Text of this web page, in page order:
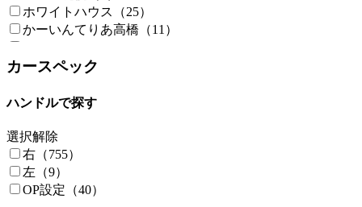
デリカD3（1）
デリカD5（0）
ノア（0）
ハイエース（301）
ハイゼット（30）
ハスラー（1）
バネット（10）
バモスホビオ（4）
ビーカム（1）
ピクシストラック（1）
ファイター（0）
フィアットデュカト（35）
ホワイトハウス（25）
かーいんてりあ高橋（11）
ルート（4）
メティオ（7）
ボナンザ（4）
フジミオート（2）
キャンパー厚木（6）
ドリーム・エーティー（4）
カースペック
ハンドルで探す
選択解除
右（755）
左（9）
OP設定（40）